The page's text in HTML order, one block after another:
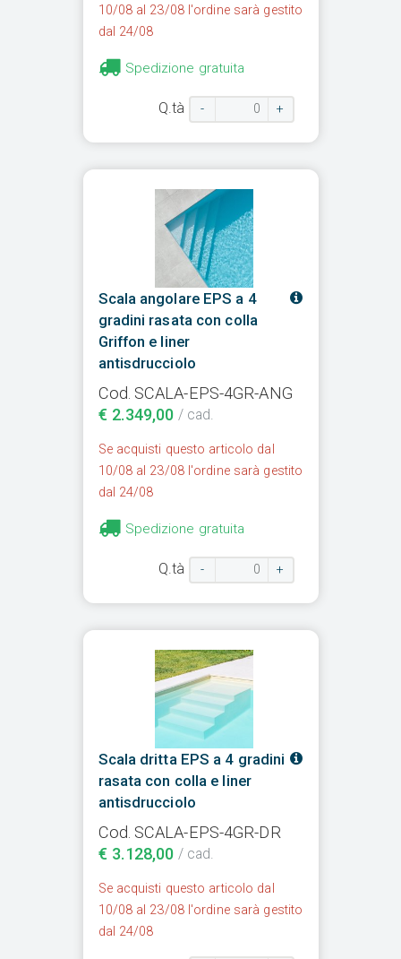
10/08 al 23/08 l'ordine sarà gestito
dal 24/08
Spedizione gratuita
Q.tà - +
Scala angolare EPS a 4
gradini rasata con colla
Griffon e liner
antisdrucciolo
Cod. SCALA-EPS-4GR-ANG
€ 2.349,00 / cad.
Se acquisti questo articolo dal
10/08 al 23/08 l'ordine sarà gestito
dal 24/08
Spedizione gratuita
Q.tà - +
Scala dritta EPS a 4 gradini
rasata con colla e liner
antisdrucciolo
Cod. SCALA-EPS-4GR-DR
€ 3.128,00 / cad.
Se acquisti questo articolo dal
10/08 al 23/08 l'ordine sarà gestito
dal 24/08